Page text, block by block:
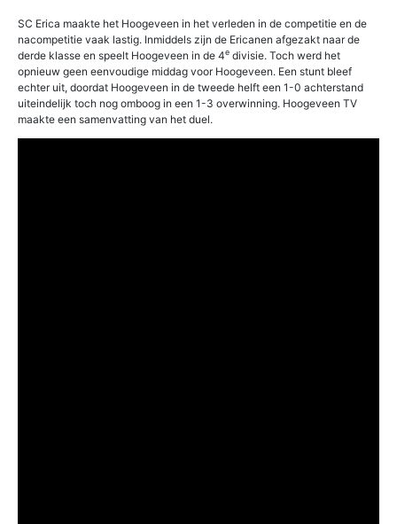
SC Erica maakte het Hoogeveen in het verleden in de competitie en de
nacompetitie vaak lastig. Inmiddels zijn de Ericanen afgezakt naar de
derde klasse en speelt Hoogeveen in de 4e divisie. Toch werd het
opnieuw geen eenvoudige middag voor Hoogeveen. Een stunt bleef
echter uit, doordat Hoogeveen in de tweede helft een 1-0 achterstand
uiteindelijk toch nog omboog in een 1-3 overwinning. Hoogeveen TV
maakte een samenvatting van het duel.